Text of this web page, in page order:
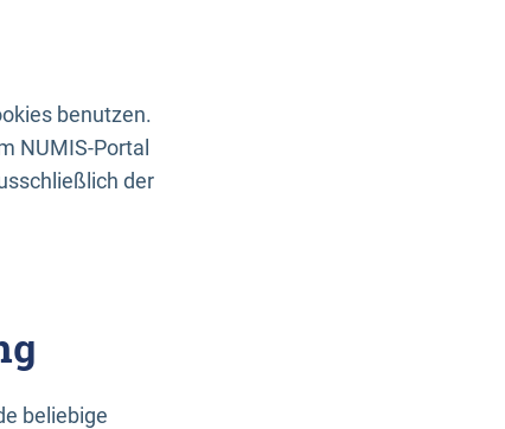
benutzen.
NUMIS-Portal
der
beliebige